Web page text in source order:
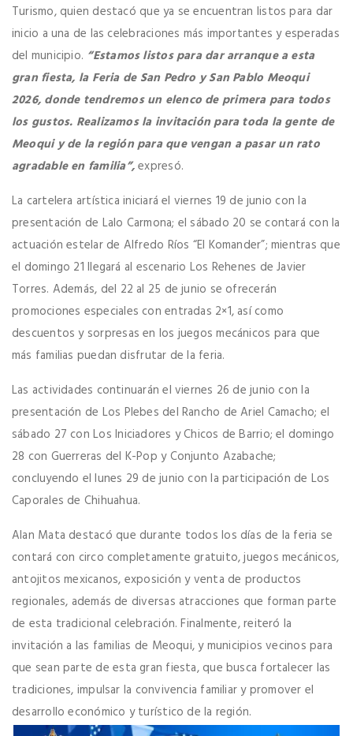
Turismo, quien destacó que ya se encuentran listos para dar
inicio a una de las celebraciones más importantes y esperadas
del municipio. “Estamos listos para dar arranque a esta
gran fiesta, la Feria de San Pedro y San Pablo Meoqui
2026, donde tendremos un elenco de primera para todos
los gustos. Realizamos la invitación para toda la gente de
Meoqui y de la región para que vengan a pasar un rato
agradable en familia”,expresó.
La cartelera artística iniciará el viernes 19 de junio con la
presentación de Lalo Carmona; el sábado 20 se contará con la
actuación estelar de Alfredo Ríos “El Komander”; mientras que
el domingo 21 llegará al escenario Los Rehenes de Javier
Torres. Además, del 22 al 25 de junio se ofrecerán
promociones especiales con entradas 2×1, así como
descuentos y sorpresas en los juegos mecánicos para que
más familias puedan disfrutar de la feria.
Las actividades continuarán el viernes 26 de junio con la
presentación de Los Plebes del Rancho de Ariel Camacho; el
sábado 27 con Los Iniciadores y Chicos de Barrio; el domingo
28 con Guerreras del K-Pop y Conjunto Azabache;
concluyendo el lunes 29 de junio con la participación de Los
Caporales de Chihuahua.
Alan Mata destacó que durante todos los días de la feria se
contará con circo completamente gratuito, juegos mecánicos,
antojitos mexicanos, exposición y venta de productos
regionales, además de diversas atracciones que forman parte
de esta tradicional celebración. Finalmente, reiteró la
invitación a las familias de Meoqui, y municipios vecinos para
que sean parte de esta gran fiesta, que busca fortalecer las
tradiciones, impulsar la convivencia familiar y promover el
desarrollo económico y turístico de la región.